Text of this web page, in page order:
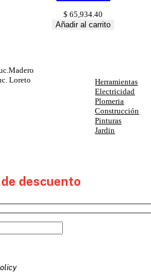
$ 65,934.40
Añadir al carrito
Loreto
Herramientas
Electricidad
Plomeria
Construcción
Pinturas
Jardin
de descuento